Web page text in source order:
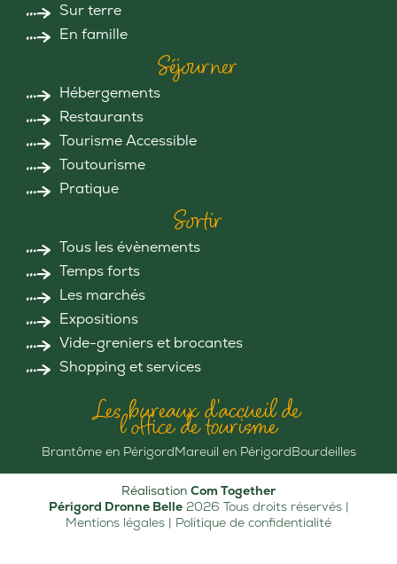
Sur terre
En famille
Séjourner
Hébergements
Restaurants
Tourisme Accessible
Toutourisme
Pratique
Sortir
Tous les évènements
Temps forts
Les marchés
Expositions
Vide-greniers et brocantes
Shopping et services
Les bureaux d'accueil de
l'office de tourisme
Brantôme en PérigordMareuil en PérigordBourdeilles
Réalisation Com Together
Périgord Dronne Belle2026 Tous droits réservés |
Mentions légales | Politique de confidentialité